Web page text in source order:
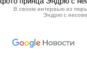
В своем интервью из
Эндрю с